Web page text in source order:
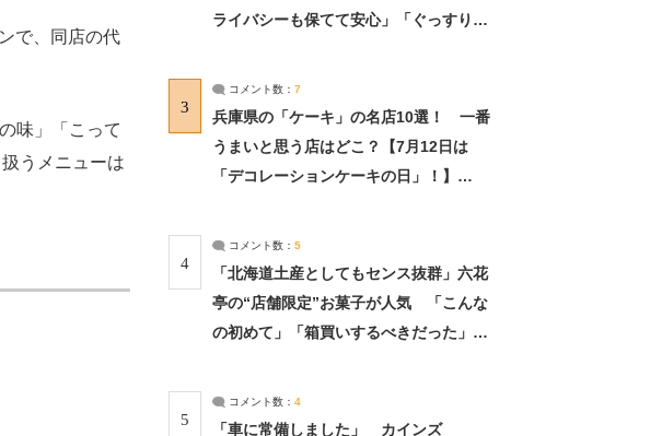
で、同店の代
味」「こって
うメニューは
ライバシーも保てて安心」「ぐっすり眠
3
コメント数： 7
兵庫県の「ケーキ」の名店10選！ 一番
うまいと思う店はどこ？【7月12日は
「デコレーションケーキの日」！】
4
コメント数： 5
「北海道土産としてもセンス抜群」六花
亭の“店舗限定”お菓子が人気 「こんな
の初めて」「箱買いするべきだった」
5
コメント数： 4
「車に常備しました」 カインズ